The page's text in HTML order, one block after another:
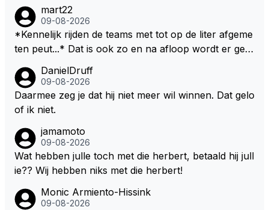
e goede richting in gestuurd worden. Als hij perse uit
was op zoveel mogelijk titels dan was hij al veel eerd
er bij RB vertrokken.
mart22
09-08-2026
*Kennelijk rijden de teams met tot op de liter afgeme
ten peut...* Dat is ook zo en na afloop wordt er gec
zitten. Om die reden is Vettel ooit gediskwalificeerd. J
e hoort soms ook wel eens dat ze brandstoof moete
n sparen als de race engineer denkt dat ze die ene li
door die 1 liter te verhogen naar bijv. 5 liter en dan di
e ronden achter SC niet mee te tellen. Na x ronden
SC moet er na afloop niet nog 5 maar x liter inzitten.
DanielDruff
09-08-2026
Daarmee zeg je dat hij niet meer wil winnen. Dat gelo
of ik niet.
jamamoto
09-08-2026
Wat hebben julle toch met die herbert, betaald hij jull
ie?? Wij hebben niks met die herbert!
Monic Armiento-Hissink
09-08-2026